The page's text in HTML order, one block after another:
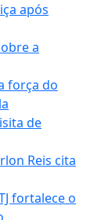
após
a
força do
de
Reis cita
fortalece o